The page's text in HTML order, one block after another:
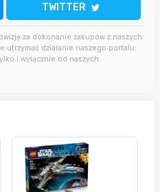
TWITTER
za dokonanie zakupów z naszych
utrzymać działanie naszego portalu.
i wyłącznie od naszych